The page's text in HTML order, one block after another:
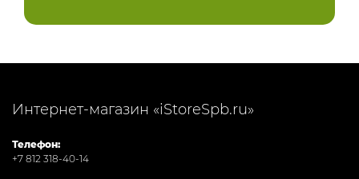
Интернет-магазин «iStoreSpb.ru»
Телефон:
+7 812 318-40-14